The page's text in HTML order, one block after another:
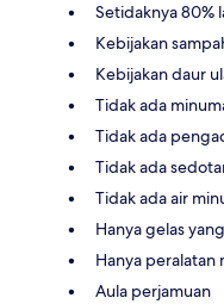
Setidaknya 80%
Kebijakan
Kebijakan daur
Tidak ada
Tidak ada
Tidak ada
Tidak ada air
Hanya gelas
Hanya peralatan
Aula perjamuan